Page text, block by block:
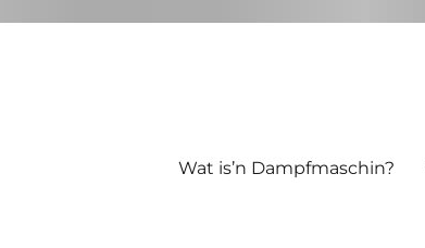
Wat is’n Dampfmaschin?